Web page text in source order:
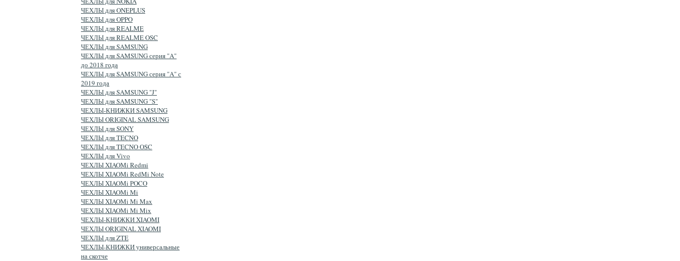
ЧЕХЛЫ для ONEPLUS
ЧЕХЛЫ для OPPO
ЧЕХЛЫ для REALME
ЧЕХЛЫ для REALME OSC
ЧЕХЛЫ для SAMSUNG
ЧЕХЛЫ для SAMSUNG серия "A"
до 2018 года
ЧЕХЛЫ для SAMSUNG серия "A" с
2019 года
ЧЕХЛЫ для SAMSUNG "J"
ЧЕХЛЫ для SAMSUNG "S"
ЧЕХЛЫ-КНИЖКИ SAMSUNG
ЧЕХЛЫ ORIGINAL SAMSUNG
ЧЕХЛЫ для SONY
ЧЕХЛЫ для TECNO
ЧЕХЛЫ для TECNO OSC
ЧЕХЛЫ для Vivo
ЧЕХЛЫ XIAOMi Redmi
ЧЕХЛЫ XIAOMi RedMi Note
ЧЕХЛЫ XIAOMi POCO
ЧЕХЛЫ XIAOMi Mi
ЧЕХЛЫ XIAOMi Mi Max
ЧЕХЛЫ XIAOMi Mi Mix
ЧЕХЛЫ-КНИЖКИ XIAOMI
ЧЕХЛЫ ORIGINAL XIAOMI
ЧЕХЛЫ для ZTE
ЧЕХЛЫ-КНИЖКИ универсальные
на скотче